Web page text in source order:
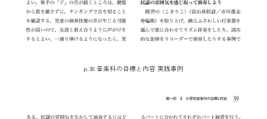
p.38 音楽科の目標と内容 実践事例